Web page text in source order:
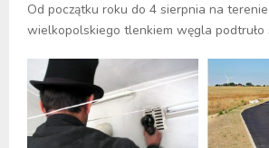
Od początku roku do 4 sierpnia na
wielkopolskiego tlenkiem węgla podtruło